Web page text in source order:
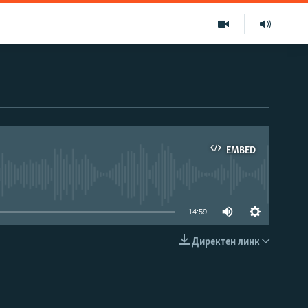
EMBED
EMBED
14:59
Директен линк